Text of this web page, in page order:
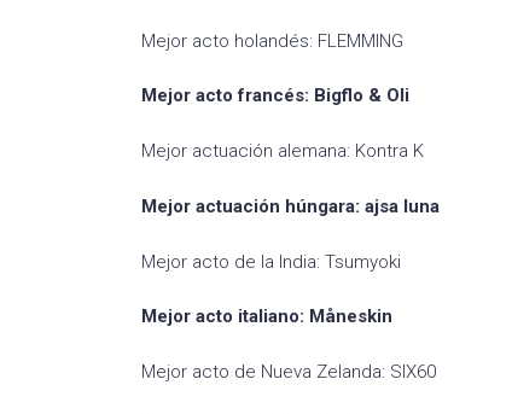
Mejor acto holandés: FLEMMING
Mejor acto francés: Bigflo & Oli
Mejor actuación alemana: Kontra K
Mejor actuación húngara: ajsa luna
Mejor acto de la India: Tsumyoki
Mejor acto italiano: Måneskin
Mejor acto de Nueva Zelanda: SIX60